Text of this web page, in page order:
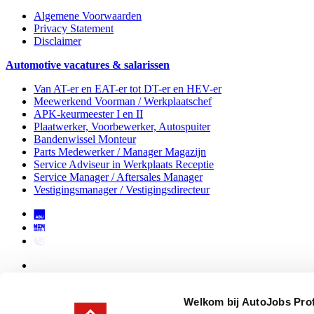
Welkom bij AutoJobs
Algemene Voorwaarden
Privacy Statement
Disclaimer
Automotive vacatures & salarissen
Van AT-er en EAT-er tot DT-er en HEV-er
Meewerkend Voorman / Werkplaatschef
APK-keurmeester I en II
Plaatwerker, Voorbewerker, Autospuiter
Bandenwissel Monteur
Parts Medewerker / Manager Magazijn
Service Adviseurin Werkplaats Receptie
Service Manager / Aftersales Manager
Vestigingsmanager / Vestigingsdirecteur